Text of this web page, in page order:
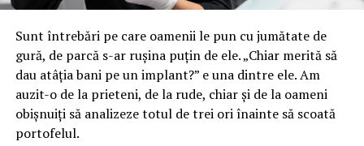
Sunt întrebări pe care oamenii le pun cu jumătate de
gură, de parcă s-ar rușina puțin de ele. „Chiar merită să
dau atâția bani pe un implant?” e una dintre ele. Am
auzit-o de la prieteni, de la rude, chiar și de la oameni
obișnuiți să analizeze totul de trei ori înainte să scoată
portofelul.